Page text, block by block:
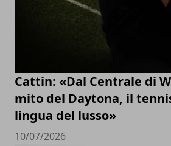
Cattin: «Dal Centrale di
mito del Daytona, il
lingua del lusso»
10/07/2026